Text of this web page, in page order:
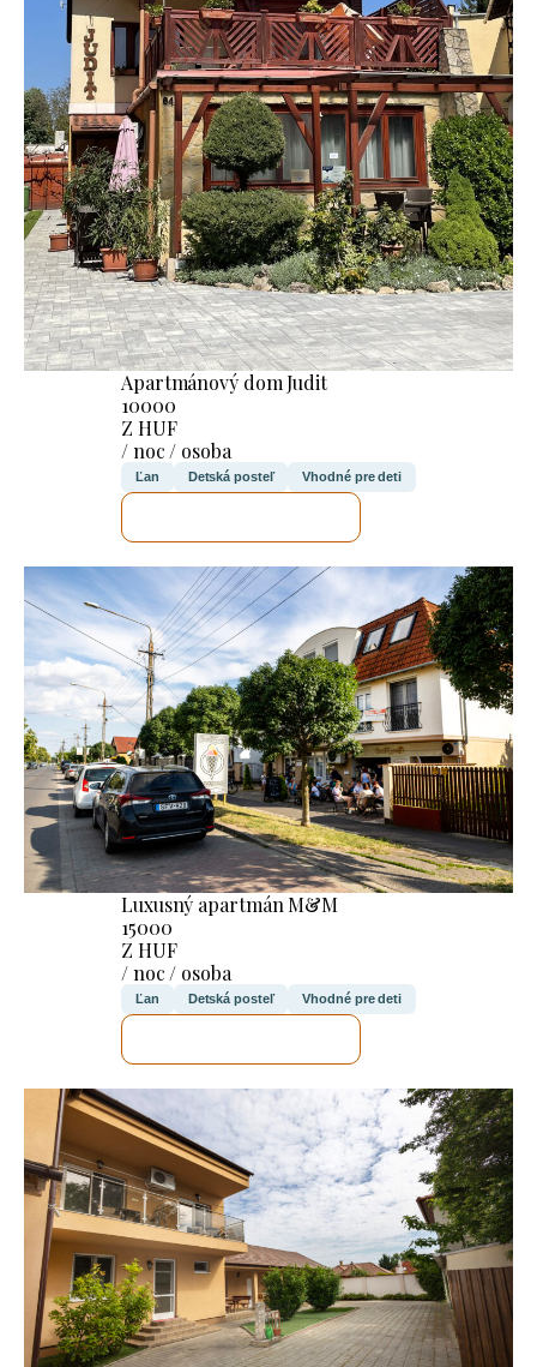
Apartmánový dom Judit
10000
Z HUF
/ noc / osoba
Ľan Detská posteľ Vhodné pre deti
Luxusný apartmán M&M
15000
Z HUF
/ noc / osoba
Ľan Detská posteľ Vhodné pre deti